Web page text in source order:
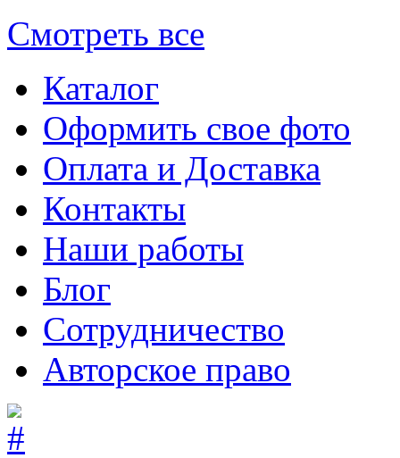
Смотреть все
Каталог
Оформить свое фото
Оплата и Доставка
Контакты
Наши работы
Блог
Сотрудничество
Авторское право